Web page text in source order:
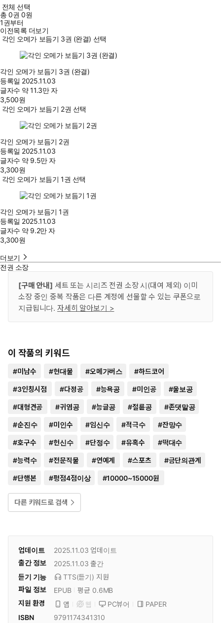
전체 선택
총0권 0원
1권부터
이전목록 더보기
각인 오메가 보듬기 3권 (완결) 선택
각인 오메가 보듬기 3권 (완결)
등록일 2025.11.03
글자수 약 11.3만 자
3,500원
각인 오메가 보듬기 2권 선택
각인 오메가 보듬기 2권
등록일 2025.11.03
글자수 약 9.5만 자
3,300원
각인 오메가 보듬기 1권 선택
각인 오메가 보듬기 1권
등록일 2025.11.03
글자수 약 9.2만 자
3,300원
더보기
전권 소장
[구매 안내] 세트 또는 시리즈 전권 소장 시(대여 제외) 이미
소장 중인 중복 작품은 다른 계정에 선물할 수 있는 쿠폰으로
지급됩니다. 자세히 알아보기 >
이 작품의 키워드
#미남수 #현대물 #오메가버스 #하드코어
#3인칭시점 #다정공 #능욕공 #미인공 #울보공
#대형견공 #귀염공 #능글공 #절륜공 #존댓말공
#순진수 #미인수 #임신수 #적극수 #잔망수
#호구수 #헌신수 #단정수 #유혹수 #떡대수
#능력수 #전문직물 #연예계 #스포츠 #금단의관계
#단행본 #평점4점이상 #10000~15000원
다른 키워드로 검색
업데이트 2025.11.03 업데이트
출간 정보
2025.11.03 출간
듣기 기능
TTS(듣기) 지원
파일 정보
EPUB
평균 0.6MB
지원 환경
앱 웹 PC뷰어
PAPER
ISBN
9791174341310